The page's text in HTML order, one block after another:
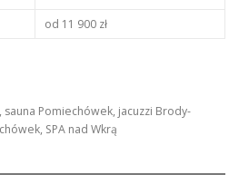
od 11 900 zł
Pomiechówek, jacuzzi Brody-
SPA nad Wkrą